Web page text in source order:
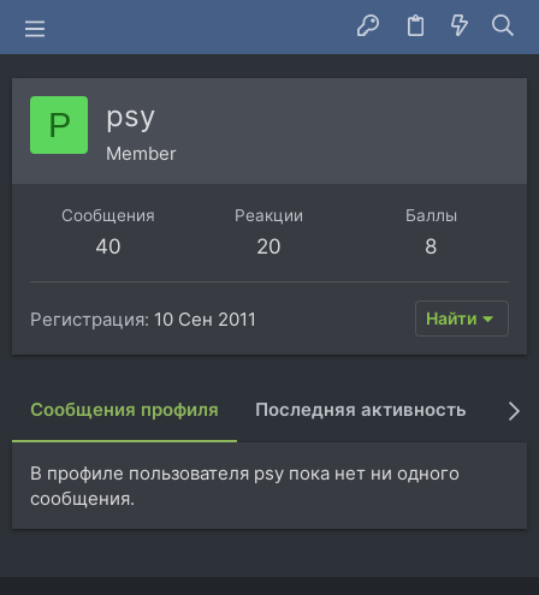
P psy
Member
Сообщения
40
Реакции
20
Баллы
8
Регистрация 10 Сен 2011 Найти
Сообщения профиля Последняя активность
В профиле пользователя psy пока нет ни одного
сообщения.